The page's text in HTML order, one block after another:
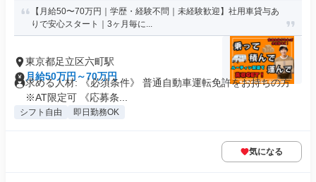
【月給50〜70万円｜学歴・経験不問｜未経験歓迎】社用車貸与あ
りで安心スタート｜3ヶ月毎に...
東京都足立区六町駅
月給50万円～70万円
求める人材: 《必須条件》 普通自動車運転免許をお持ちの方
※AT限定可 《応募条...
シフト自由 即日勤務OK
気になる